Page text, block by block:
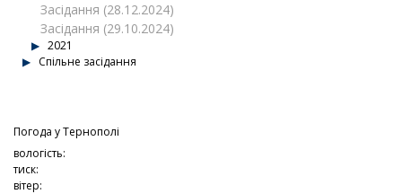
Засідання (28.12.2024)
Засідання (29.10.2024)
2021
Спільне засідання
Погода уТернополі
вологість:
тиск:
вітер: